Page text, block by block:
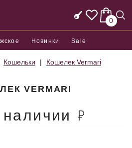
0
Новинки Sale
Кошельки Кошелек Vermari
VERMARI